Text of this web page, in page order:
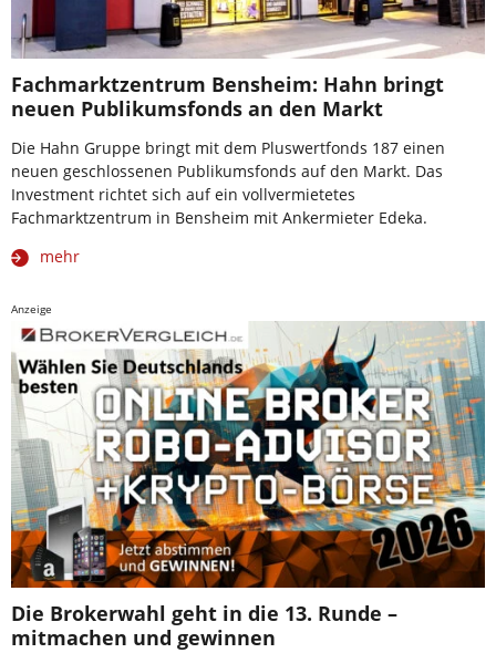
Fachmarktzentrum Bensheim: Hahn bringt
neuen Publikumsfonds an den Markt
Die Hahn Gruppe bringt mit dem Pluswertfonds 187 einen
neuen geschlossenen Publikumsfonds auf den Markt. Das
Investment richtet sich auf ein vollvermietetes
Fachmarktzentrum in Bensheim mit Ankermieter Edeka.
mehr
Anzeige
Die Brokerwahl geht in die 13. Runde –
mitmachen und gewinnen